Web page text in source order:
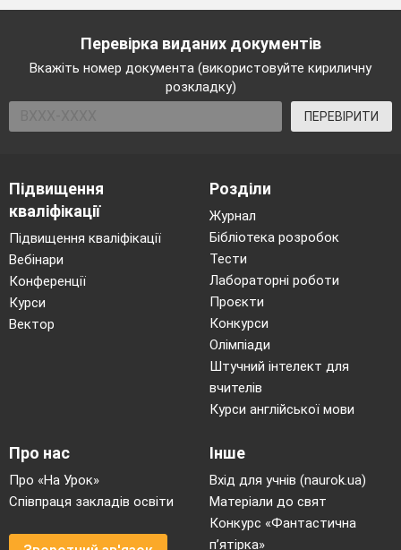
Перевірка виданих документів
Вкажіть номер документа (використовуйте кириличну
розкладку)
ПЕРЕВІРИТИ
Підвищення
кваліфікації
Підвищення кваліфікації
Вебінари
Конференції
Курси
Вектор
Розділи
Журнал
Бібліотека розробок
Тести
Лабораторні роботи
Проєкти
Конкурси
Олімпіади
Штучний інтелект для
вчителів
Курси англійської мови
Про нас
Про «На Урок»
Співпраця закладів освіти
Інше
Вхід для учнів (naurok.ua)
Матеріали до свят
Конкурс «Фантастична
п’ятірка»